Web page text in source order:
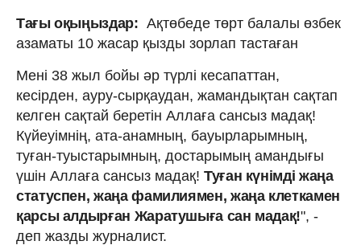
Тағы оқыңыздар: Ақтөбеде төрт балалы өзбек
азаматы 10 жасар қызды зорлап тастаған
Мені 38 жыл бойы әр түрлі кесапаттан,
кесірден, ауру-сырқаудан, жамандықтан сақтап
келген сақтай беретін Аллаға сансыз мадақ!
Күйеуімнің, ата-анамның, бауырларымның,
туған-туыстарымның, достарымың амандығы
үшін Аллаға сансыз мадақ! Туған күнімді жаңа
статуспен, жаңа фамилиямен, жаңа клеткамен
қарсы алдырған Жаратушыға сан мадақ!", -
деп жазды журналист.